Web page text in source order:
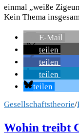
einmal „weiße
Kein Thema
E-Mail
teilen
teilen
teilen
teilen
Gesellschaftstheorie/
Wohin treibt